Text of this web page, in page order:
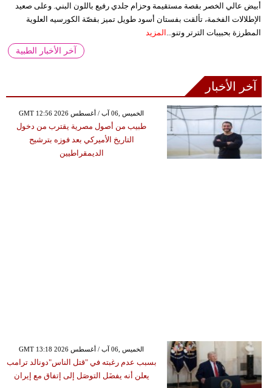
أبيض عالي الخصر بقصة مستقيمة وحزام جلدي رفيع باللون البني. وعلى صعيد
الإطلالات الفخمة، تألقت بفستان أسود طويل تميز بقصّة الكورسيه العلوية
المطرزة بحبيبات الترتر وتنو...
المزيد
آخر الأخبار الطبية
آخر الأخبار
GMT 12:56 2026 الخميس ,06 آب / أغسطس
طبيب من أصول مصرية يقترب من دخول
التاريخ الأميركي بعد فوزه بترشيح
الديمقراطيين
GMT 13:18 2026 الخميس ,06 آب / أغسطس
بسبب عدم رغبته في "قتل الناس"دونالد ترامب
يعلن أنه يفضَل التوصَل إلى إتفاق مع إيران